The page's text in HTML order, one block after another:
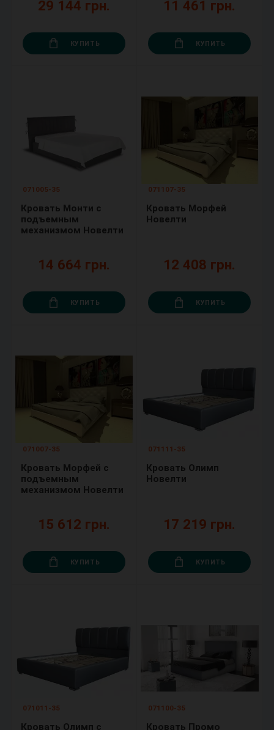
29 144 грн.
КУПИТЬ
11 461 грн.
КУПИТЬ
071005-35
Кровать Монти с
подъемным
механизмом Новелти
14 664 грн.
КУПИТЬ
071107-35
Кровать Морфей
Новелти
12 408 грн.
КУПИТЬ
071007-35
Кровать Морфей с
подъемным
механизмом Новелти
15 612 грн.
КУПИТЬ
071111-35
Кровать Олимп
Новелти
17 219 грн.
КУПИТЬ
071011-35
Кровать Олимп с
071100-35
Кровать Промо